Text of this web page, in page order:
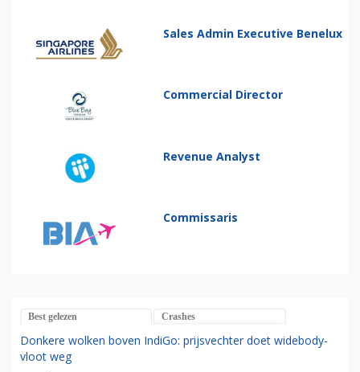
Sales Admin Executive Benelux
Commercial Director
Revenue Analyst
Commissaris
Best gelezen Crashes
Donkere wolken boven IndiGo: prijsvechter doet widebody-
vloot weg